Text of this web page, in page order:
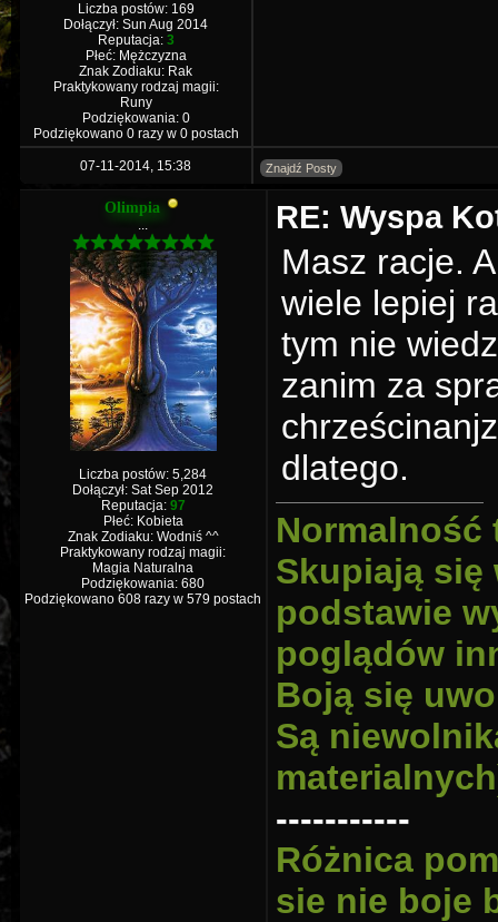
Liczba postów: 169
Dołączył: Sun Aug 2014
Reputacja: 3
Płeć: Mężczyzna
Znak Zodiaku: Rak
Praktykowany rodzaj magii:
Runy
Podziękowania: 0
Podziękowano 0 razy w 0 postach
07-11-2014, 15:38 Znajdź Posty
Olimpia
...
Liczba postów: 5,284
Dołączył: Sat Sep 2012
Reputacja: 97
Płeć: Kobieta
Znak Zodiaku: Wodniś ^^
Praktykowany rodzaj magii:
Magia Naturalna
Podziękowania: 680
Podziękowano 608 razy w 579 postach
RE: Wyspa
Masz racje.
wiele lepiej
tym nie
zanim za
dlatego.
Normalność
Skupiają
podstawie
poglądów
Boją się
Są
-----------
Różnica
sie nie boje